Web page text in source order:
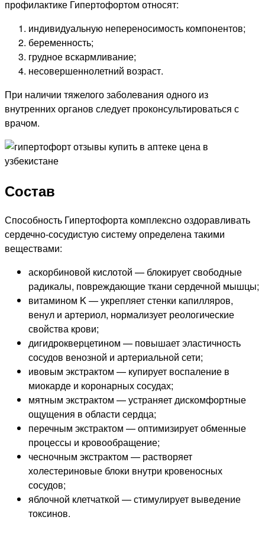
профилактике Гипертофортом относят:
индивидуальную непереносимость компонентов;
беременность;
грудное вскармливание;
несовершеннолетний возраст.
При наличии тяжелого заболевания одного из
внутренних органов следует проконсультироваться с
врачом.
Состав
Способность Гипертофорта комплексно оздоравливать
сердечно-сосудистую систему определена такими
веществами:
аскорбиновой кислотой — блокирует свободные
радикалы, повреждающие ткани сердечной мышцы;
витамином K — укрепляет стенки капилляров,
венул и артериол, нормализует реологические
свойства крови;
дигидрокверцетином — повышает эластичность
сосудов венозной и артериальной сети;
ивовым экстрактом — купирует воспаление в
миокарде и коронарных сосудах;
мятным экстрактом — устраняет дискомфортные
ощущения в области сердца;
перечным экстрактом — оптимизирует обменные
процессы и кровообращение;
чесночным экстрактом — растворяет
холестериновые блоки внутри кровеносных
сосудов;
яблочной клетчаткой — стимулирует выведение
токсинов.